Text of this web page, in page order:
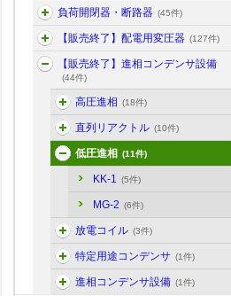
負荷開閉器・断路器 (45件)
【販売終了】配電用変圧器 (127件)
【販売終了】進相コンデンサ設備
(44件)
高圧進相 (18件)
直列リアクトル (10件)
低圧進相 (11件)
KK-1 (5件)
MG-2 (6件)
放電コイル (3件)
特定用途コンデンサ (1件)
進相コンデンサ設備 (1件)